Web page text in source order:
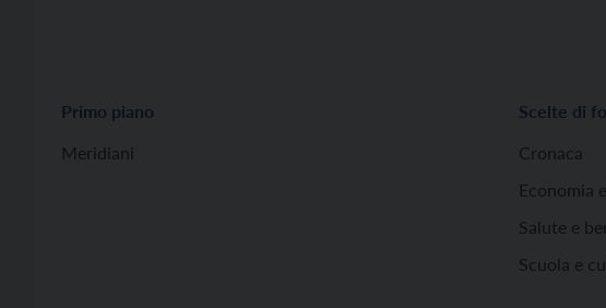
Primo piano
Meridiani
Scelte di
Cronaca
Economia
Salute e
Scuola e